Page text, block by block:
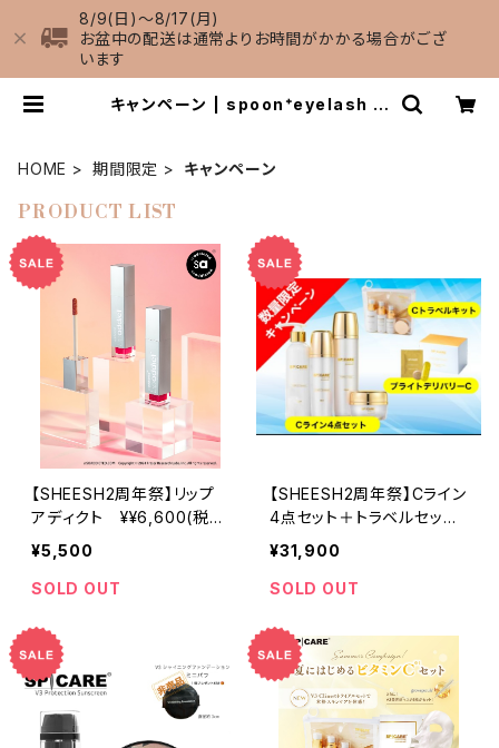
8/9(日)〜8/17(月)
お盆中の配送は通常よりお時間がかかる場合がござ
います
キャンペーン | spoon⁺eyelash オ
HOME 期間限定 キャンペーン
PRODUCT LIST
【SHEESH2周年祭】リップ
アディクト ¥¥6,600(税
込)→¥5,500(税込)
¥5,500
SOLD OUT
【SHEESH2周年祭】Cライン
4点セット＋トラベルセット
＋デリバリーC ¥42,780(税
込)→¥31,900(税込)
¥31,900
SOLD OUT